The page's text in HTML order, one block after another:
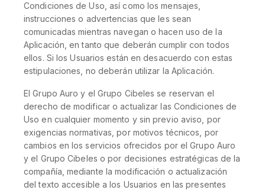
Condiciones de Uso, así como los mensajes,
instrucciones o advertencias que les sean
comunicadas mientras navegan o hacen uso de la
Aplicación, en tanto que deberán cumplir con todos
ellos. Si los Usuarios están en desacuerdo con estas
estipulaciones, no deberán utilizar la Aplicación.
El Grupo Auro y el Grupo Cibeles se reservan el
derecho de modificar o actualizar las Condiciones de
Uso en cualquier momento y sin previo aviso, por
exigencias normativas, por motivos técnicos, por
cambios en los servicios ofrecidos por el Grupo Auro
y el Grupo Cibeles o por decisiones estratégicas de la
compañía, mediante la modificación o actualización
del texto accesible a los Usuarios en las presentes